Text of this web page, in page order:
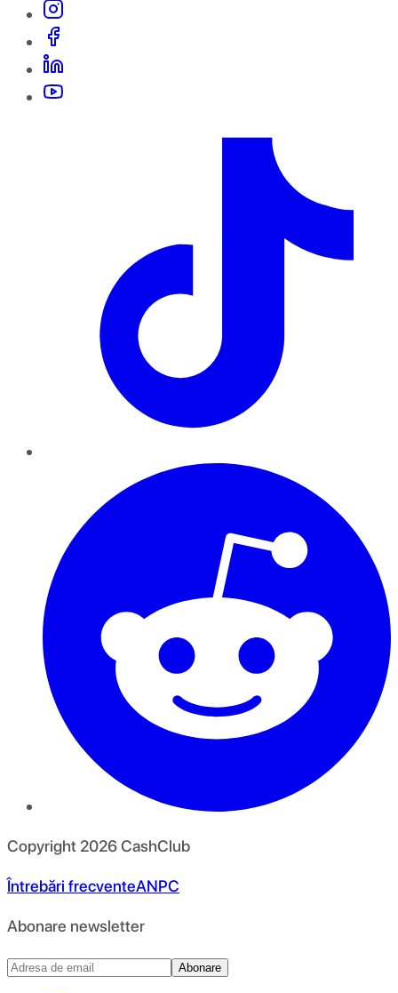
Copyright 2026CashClub
Întrebări frecventeANPC
Abonare newsletter
Abonare